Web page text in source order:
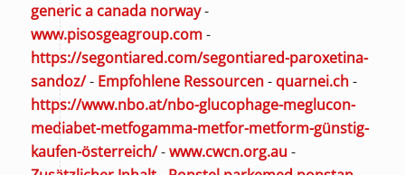
generic a canada norway-
www.pisosgeagroup.com-
https://segontiared.com/segontiared-paroxetina-
sandoz/- Empfohlene Ressourcen- quarnei.ch-
https://www.nbo.at/nbo-glucophage-meglucon-
mediabet-metfogamma-metfor-metform-günstig-
kaufen-österreich/-www.cwcn.org.au -